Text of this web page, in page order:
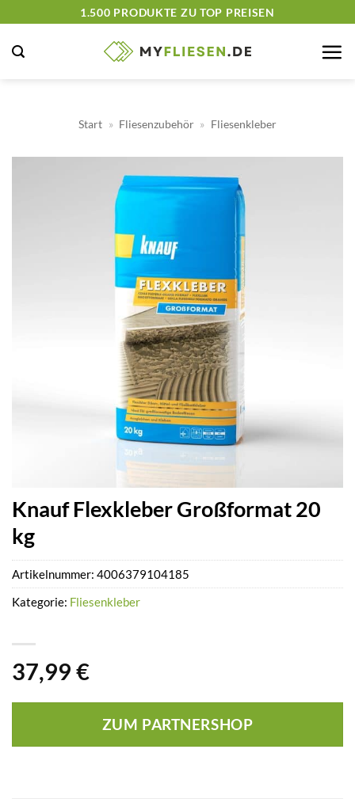
springen
1.500 PRODUKTE ZU TOP PREISEN
Start » Fliesenzubehör » Fliesenkleber
Knauf Flexkleber Großformat 20
kg
37,99 €
ZUM PARTNERSHOP
Artikelnummer: 4006379104185
Kategorie: Fliesenkleber